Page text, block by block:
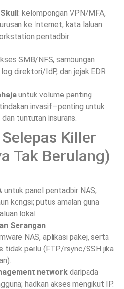
: kelompongan VPN/MFA,
ke Internet, kata laluan
pentadbir
SMB/NFS, sambungan
direktori/IdP, dan jejak EDR
untuk volume penting
invasif—penting untuk
tuntutan insurans.
Killer
Tak Berulang)
untuk panel pentadbir NAS;
kongsi; putus amalan guna
lokal.
Serangan
NAS, aplikasi pakej, serta
tidak perlu (FTP/rsync/SSH jika
network daripada
hadkan akses mengikut IP.